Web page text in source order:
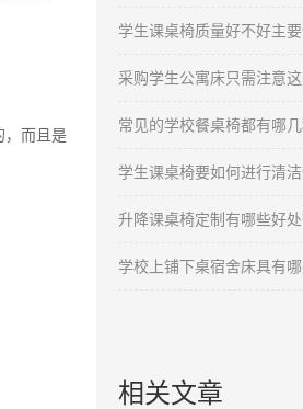
，而且是
常见的学校餐桌椅都有哪几
学生课桌椅要如何进行清洁
升降课桌椅定制有哪些好处
学校上铺下桌宿舍床具有哪
相关文章